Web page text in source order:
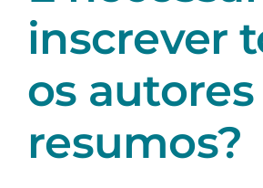
inscrever
os
resumos?